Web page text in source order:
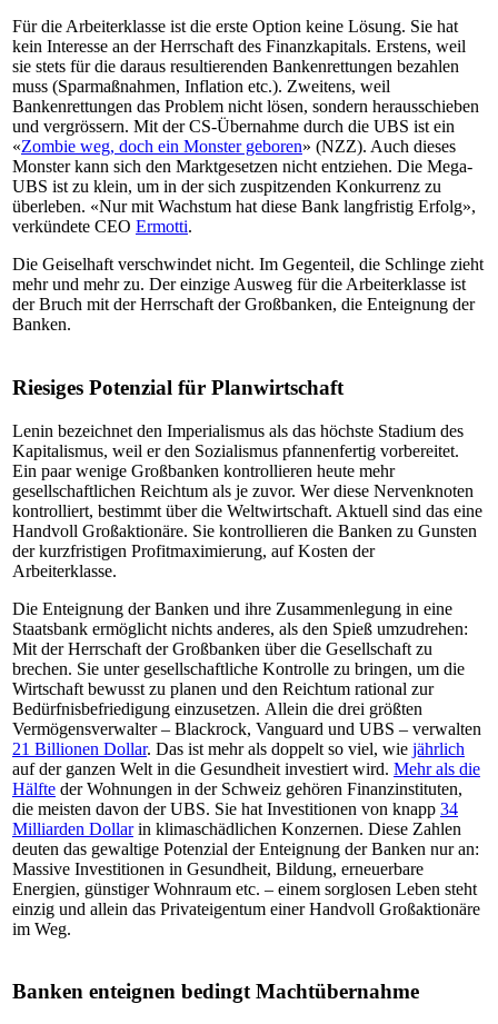
Für die Arbeiterklasse ist die erste Option keine Lösung. Sie hat
kein Interesse an der Herrschaft des Finanzkapitals. Erstens, weil
sie stets für die daraus resultierenden Bankenrettungen bezahlen
muss (Sparmaßnahmen, Inflation etc.). Zweitens, weil
Bankenrettungen das Problem nicht lösen, sondern herausschieben
und vergrössern. Mit der CS-Übernahme durch die UBS ist ein
«Zombie weg, doch ein Monster geboren» (NZZ). Auch dieses
Monster kann sich den Marktgesetzen nicht entziehen. Die Mega-
UBS ist zu klein, um in der sich zuspitzenden Konkurrenz zu
überleben. «Nur mit Wachstum hat diese Bank langfristig Erfolg»,
verkündete CEO Ermotti.
Die Geiselhaft verschwindet nicht. Im Gegenteil, die Schlinge zieht
mehr und mehr zu. Der einzige Ausweg für die Arbeiterklasse ist
der Bruch mit der Herrschaft der Großbanken, die Enteignung der
Banken.
Riesiges Potenzial für Planwirtschaft
Lenin bezeichnet den Imperialismus als das höchste Stadium des
Kapitalismus, weil er den Sozialismus pfannenfertig vorbereitet.
Ein paar wenige Großbanken kontrollieren heute mehr
gesellschaftlichen Reichtum als je zuvor. Wer diese Nervenknoten
kontrolliert, bestimmt über die Weltwirtschaft. Aktuell sind das eine
Handvoll Großaktionäre. Sie kontrollieren die Banken zu Gunsten
der kurzfristigen Profitmaximierung, auf Kosten der
Arbeiterklasse.
Die Enteignung der Banken und ihre Zusammenlegung in eine
Staatsbank ermöglicht nichts anderes, als den Spieß umzudrehen:
Mit der Herrschaft der Großbanken über die Gesellschaft zu
brechen. Sie unter gesellschaftliche Kontrolle zu bringen, um die
Wirtschaft bewusst zu planen und den Reichtum rational zur
Bedürfnisbefriedigung einzusetzen. Allein die drei größten
Vermögensverwalter – Blackrock, Vanguard und UBS – verwalten
21 Billionen Dollar. Das ist mehr als doppelt so viel, wie jährlich
auf der ganzen Welt in die Gesundheit investiert wird. Mehr als die
Hälfte der Wohnungen in der Schweiz gehören Finanzinstituten,
die meisten davon der UBS. Sie hat Investitionen von knapp 34
Milliarden Dollarin klimaschädlichen Konzernen. Diese Zahlen
deuten das gewaltige Potenzial der Enteignung der Banken nur an:
Massive Investitionen in Gesundheit, Bildung, erneuerbare
Energien, günstiger Wohnraum etc. – einem sorglosen Leben steht
einzig und allein das Privateigentum einer Handvoll Großaktionäre
im Weg.
Banken enteignen bedingt Machtübernahme